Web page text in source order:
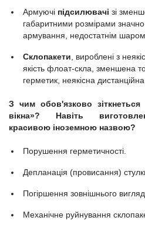
Армуючі підсилювачі зі
габаритними розмірами
армування, недостатнім шаром
Склопакети , вироблені з
якість флоат-скла, зменшена
герметик, неякісна
З чим обов'язково
вікна»? Навіть
красивою іноземною назвою?
Порушення герметичності.
Депланація (провисання)
Погіршення зовнішнього
Механічне руйнування